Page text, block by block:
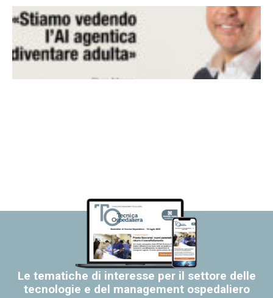
Le tematiche di interesse per il settore delle
tecnologie e del management ospedaliero